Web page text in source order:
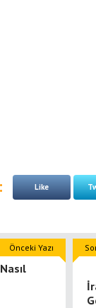
Like
Önceki Yazı